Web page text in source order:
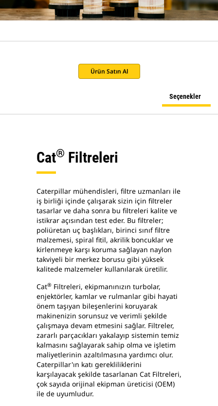
Ürün Satın Al
Seçenekler
Cat® Filtreleri
Caterpillar mühendisleri, filtre uzmanları ile
iş birliği içinde çalışarak sizin için filtreler
tasarlar ve daha sonra bu filtreleri kalite ve
istikrar açısından test eder. Bu filtreler;
poliüretan uç başlıkları, birinci sınıf filtre
malzemesi, spiral fitil, akrilik boncuklar ve
kirlenmeye karşı koruma sağlayan naylon
takviyeli bir merkez borusu gibi yüksek
kalitede malzemeler kullanılarak üretilir.
Cat® Filtreleri, ekipmanınızın turbolar,
enjektörler, kamlar ve rulmanlar gibi hayati
önem taşıyan bileşenlerini koruyarak
makinenizin sorunsuz ve verimli şekilde
çalışmaya devam etmesini sağlar. Filtreler,
zararlı parçacıkları yakalayıp sistemin temiz
kalmasını sağlayarak sahip olma ve işletim
maliyetlerinin azaltılmasına yardımcı olur.
Caterpillar'ın katı gerekliliklerini
karşılayacak şekilde tasarlanan Cat Filtreleri,
çok sayıda orijinal ekipman üreticisi (OEM)
ile de uyumludur.